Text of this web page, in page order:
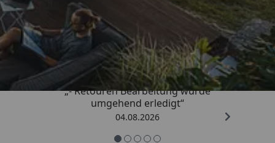
Trusted Shops
4,81/ 5
„- Retouren Bearbeitung wurde
umgehend erledigt“
04.08.2026